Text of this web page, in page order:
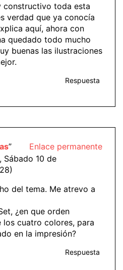
constructivo toda esta
verdad que ya conocía
aquí, ahora con
quedado todo mucho
buenas las ilustraciones
Respuesta
Enlace permanente
”
, Sábado 10 de
del tema. Me atrevo a
¿en que orden
los cuatro colores, para
en la impresión?
Respuesta